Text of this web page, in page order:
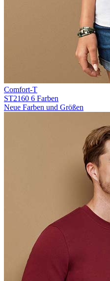
Comfort-T
ST2160 6 Farben
Neue Farben und Größen